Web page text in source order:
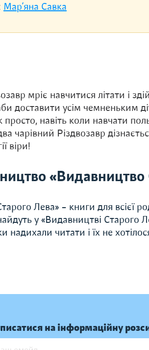
Мар’яна Савка
мріє навчитися літати і
доставити усім чемненьким
просто, навіть коли навчати
чарівний Різдвозавр
віри!
«Видавництво
Лева» – книги для всієї
у «Видавництві
читати і їх не
на інформаційну